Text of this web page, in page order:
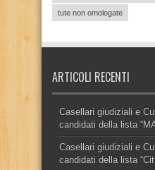
tute non omologate
ARTICOLI RECENTI
Casellari giudiziali e
candidati della lista
Casellari giudiziali e
candidati della lista